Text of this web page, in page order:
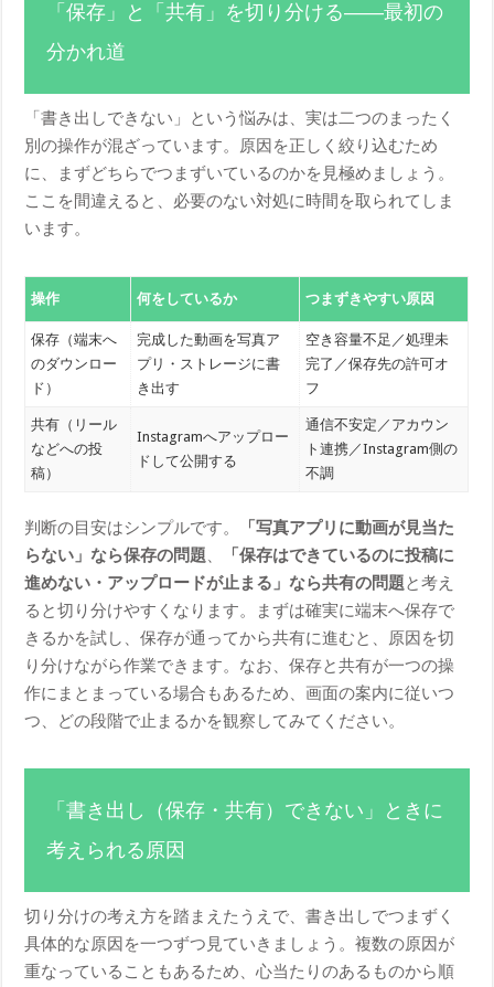
「保存」と「共有」を切り分ける——最初の
分かれ道
「書き出しできない」という悩みは、実は二つのまったく
別の操作が混ざっています。原因を正しく絞り込むため
に、まずどちらでつまずいているのかを見極めましょう。
ここを間違えると、必要のない対処に時間を取られてしま
います。
操作 何をしているか つまずきやすい原因
保存（端末へ
のダウンロー
ド）
完成した動画を写真ア
プリ・ストレージに書
き出す
空き容量不足／処理未
完了／保存先の許可オ
フ
共有（リール
などへの投
稿）
Instagramへアップロー
ドして公開する
通信不安定／アカウン
ト連携／Instagram側の
不調
判断の目安はシンプルです。
「写真アプリに動画が見当た
らない」なら保存の問題、
「保存はできているのに投稿に
進めない・アップロードが止まる」なら共有の問題と考え
ると切り分けやすくなります。まずは確実に端末へ保存で
きるかを試し、保存が通ってから共有に進むと、原因を切
り分けながら作業できます。なお、保存と共有が一つの操
作にまとまっている場合もあるため、画面の案内に従いつ
つ、どの段階で止まるかを観察してみてください。
「書き出し（保存・共有）できない」ときに
考えられる原因
切り分けの考え方を踏まえたうえで、書き出しでつまずく
具体的な原因を一つずつ見ていきましょう。複数の原因が
重なっていることもあるため、心当たりのあるものから順